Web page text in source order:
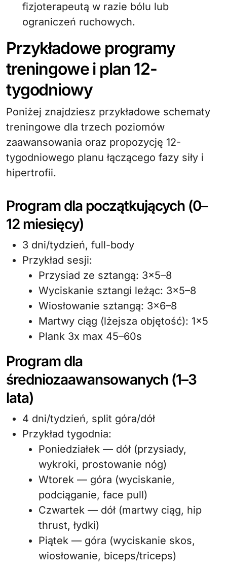
fizjoterapeutą w razie bólu lub
ograniczeń ruchowych.
Przykładowe programy
treningowe i plan 12-
tygodniowy
Poniżej znajdziesz przykładowe schematy
treningowe dla trzech poziomów
zaawansowania oraz propozycję 12-
tygodniowego planu łączącego fazy siły i
hipertrofii.
Program dla początkujących (0–
12 miesięcy)
3 dni/tydzień, full-body
Przykład sesji:
Przysiad ze sztangą: 3×5–8
Wyciskanie sztangi leżąc: 3×5–8
Wiosłowanie sztangą: 3×6–8
Martwy ciąg (lżejsza objętość): 1×5
Plank 3x max 45–60s
Program dla
średniozaawansowanych (1–3
lata)
4 dni/tydzień, split góra/dół
Przykład tygodnia:
Poniedziałek — dół (przysiady,
wykroki, prostowanie nóg)
Wtorek — góra (wyciskanie,
podciąganie, face pull)
Czwartek — dół (martwy ciąg, hip
thrust, łydki)
Piątek — góra (wyciskanie skos,
wiosłowanie, biceps/triceps)